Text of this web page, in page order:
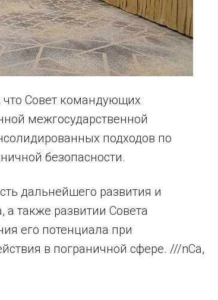
что Совет командующих
межгосударственной
подходов по
безопасности.
дальнейшего развития и
а также развитии Совета
его потенциала при
в пограничной сфере. ///nCa,